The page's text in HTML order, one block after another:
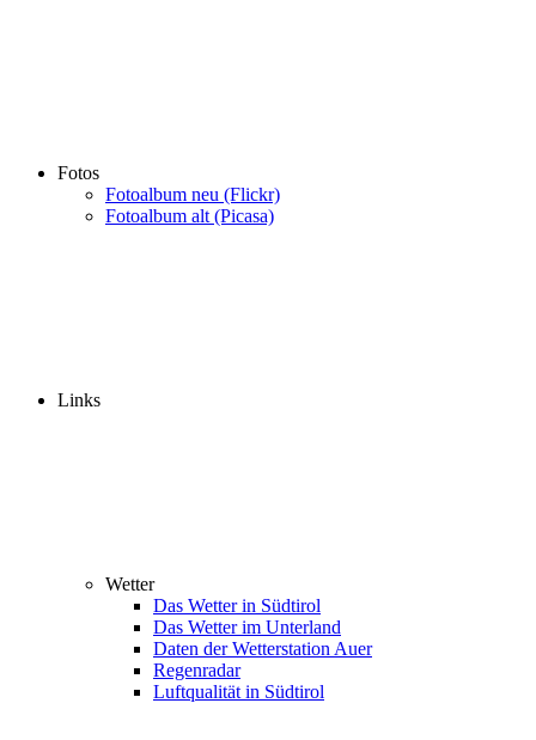
Fotos
Fotoalbum neu (Flickr)
Fotoalbum alt (Picasa)
Links
Wetter
Das Wetter in Südtirol
Das Wetter im Unterland
Daten der Wetterstation Auer
Regenradar
Luftqualität in Südtirol